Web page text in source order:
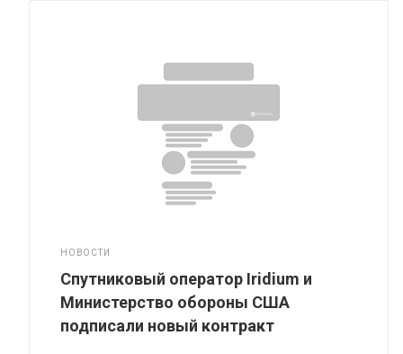
НОВОСТИ
Спутниковый оператор Iridium и
Министерство обороны США
подписали новый контракт